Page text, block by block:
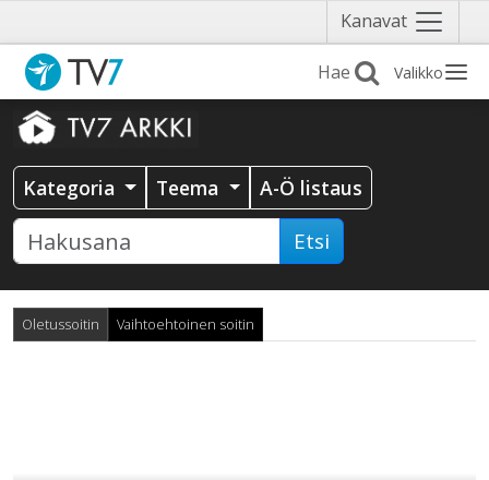
Kanavat Näytä
valikko
Valikko
Kategoria Teema A-Ö listaus
Etsi
Oletussoitin Vaihtoehtoinen soitin